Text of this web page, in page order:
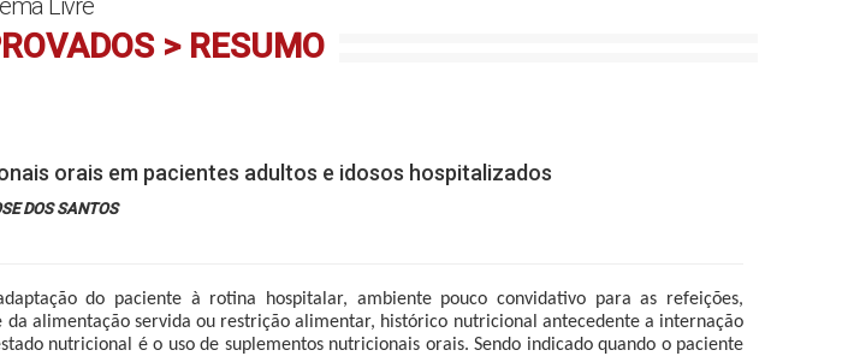
> RESUMO
orais em pacientes adultos e idosos hospitalizados
DOS SANTOS
do paciente à rotina hospitalar, ambiente pouco convidativo para as refeições,
alimentação servida ou restrição alimentar, histórico nutricional antecedente a internação
nutricional é o uso de suplementos nutricionais orais. Sendo indicado quando o paciente